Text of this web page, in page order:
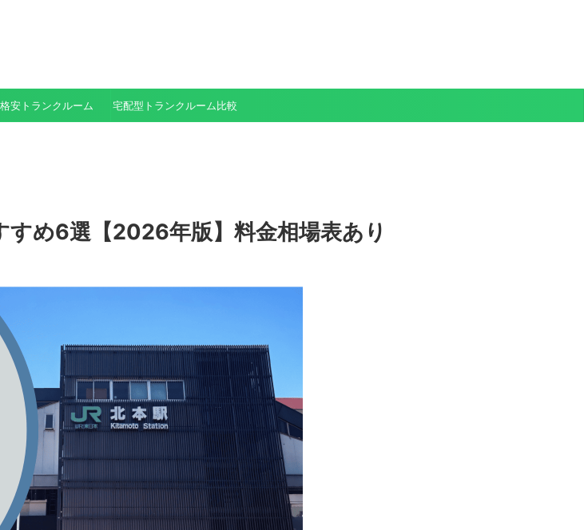
格安トランクルーム 宅配型トランクルーム比較
め6選【2026年版】料金相場表あり